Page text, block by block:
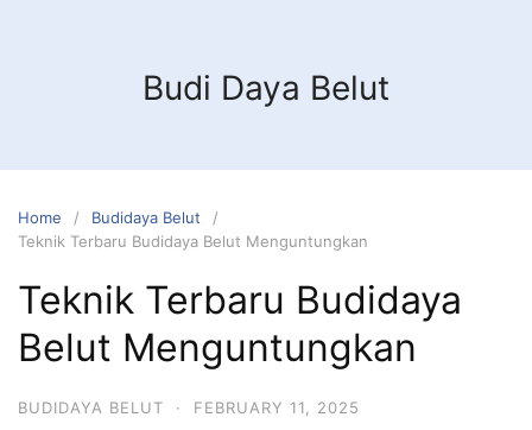
Budi Daya Belut
Home
Budidaya Belut
Teknik Terbaru Budidaya Belut Menguntungkan
Teknik Terbaru Budidaya
Belut Menguntungkan
BUDIDAYA BELUT · FEBRUARY 11, 2025